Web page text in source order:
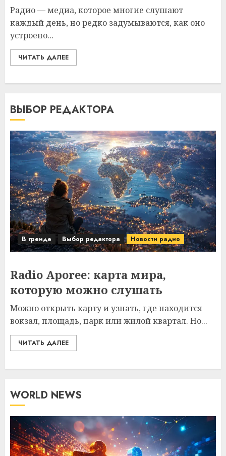
Радио — медиа, которое многие слушают
каждый день, но редко задумываются, как оно
устроено...
ЧИТАТЬ ДАЛЕЕ
ВЫБОР РЕДАКТОРА
В тренде Выбор редактора Новости радио
Radio Aporee: карта мира,
которую можно слушать
Можно открыть карту и узнать, где находится
вокзал, площадь, парк или жилой квартал. Но...
ЧИТАТЬ ДАЛЕЕ
WORLD NEWS